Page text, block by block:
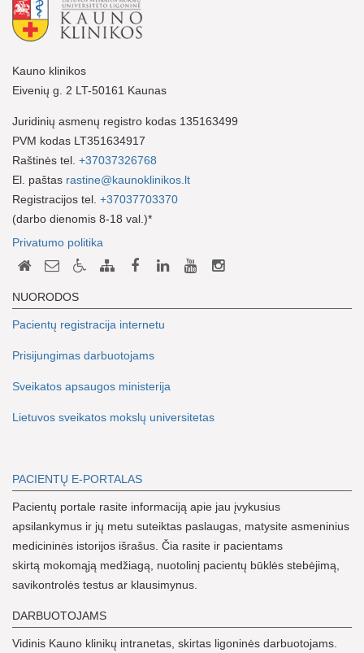
Kauno klinikos
Eivenių g. 2 LT-50161 Kaunas
Juridinių asmenų registro kodas 135163499
PVM kodas LT351634917
Raštinės tel. +37037326768
El. paštas rastine@kaunoklinikos.lt
Registracijos tel. +37037703370
(darbo dienomis 8-18 val.)*
Privatumo politika
NUORODOS
Pacientų registracija internetu
Prisijungimas darbuotojams
Sveikatos apsaugos ministerija
Lietuvos sveikatos mokslų universitetas
PACIENTŲ E-PORTALAS
Pacientų portale rasite informaciją apie jau įvykusius
apsilankymus ir jų metu suteiktas paslaugas, matysite asmeninius
medicininės istorijos išrašus. Čia rasite ir pacientams
skirtą mokomąją medžiagą, nuotolinį pacientų būklės stebėjimą,
savikontrolės testus ar klausimynus.
DARBUOTOJAMS
Vidinis Kauno klinikų intranetas, skirtas ligoninės darbuotojams.